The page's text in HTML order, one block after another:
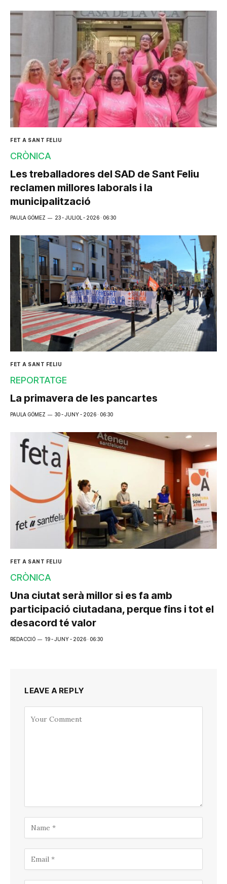
FET A SANT FELIU
CRÒNICA
Les treballadores del SAD de Sant Feliu
reclamen millores laborals i la
municipalització
PAULA GÓMEZ 23 - JULIOL - 2026 · 06:30
FET A SANT FELIU
REPORTATGE
La primavera de les pancartes
PAULA GÓMEZ 30 - JUNY - 2026 · 06:30
FET A SANT FELIU
CRÒNICA
Una ciutat serà millor si es fa amb
participació ciutadana, perque fins i tot el
desacord té valor
REDACCIÓ 19 - JUNY - 2026 · 06:30
LEAVE A REPLY